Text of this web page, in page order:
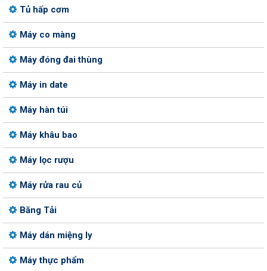
Tủ hấp cơm
Máy co màng
Máy đóng đai thùng
Máy in date
Máy hàn túi
Máy khâu bao
Máy lọc rượu
Máy rửa rau củ
Băng Tải
Máy dán miệng ly
Máy thực phẩm